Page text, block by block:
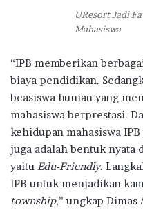
UResort Jadi
Mahasiswa
“IPB memberikan
biaya pendidikan.
beasiswa hunian yang
mahasiswa berprestasi.
kehidupan mahasiswa
juga adalah bentuk nyata
yaitu Edu-Friendly.
IPB untuk menjadikan
township,” ungkap Dimas